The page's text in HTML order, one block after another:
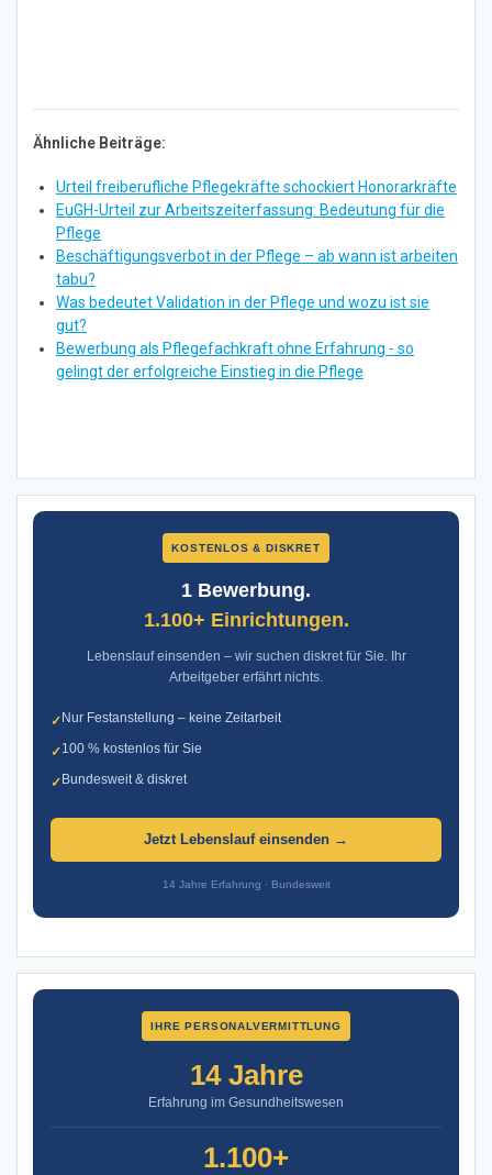
Ähnliche Beiträge:
Urteil freiberufliche Pflegekräfte schockiert Honorarkräfte
EuGH-Urteil zur Arbeitszeiterfassung: Bedeutung für die
Pflege
Beschäftigungsverbot in der Pflege – ab wann ist arbeiten
tabu?
Was bedeutet Validation in der Pflege und wozu ist sie
gut?
Bewerbung als Pflegefachkraft ohne Erfahrung - so
gelingt der erfolgreiche Einstieg in die Pflege
KOSTENLOS & DISKRET
1 Bewerbung.
1.100+ Einrichtungen.
Lebenslauf einsenden – wir suchen diskret für Sie. Ihr
Arbeitgeber erfährt nichts.
✓Nur Festanstellung – keine Zeitarbeit
✓100 % kostenlos für Sie
✓Bundesweit & diskret
Jetzt Lebenslauf einsenden →
14 Jahre Erfahrung · Bundesweit
IHRE PERSONALVERMITTLUNG
14 Jahre
Erfahrung im Gesundheitswesen
1.100+